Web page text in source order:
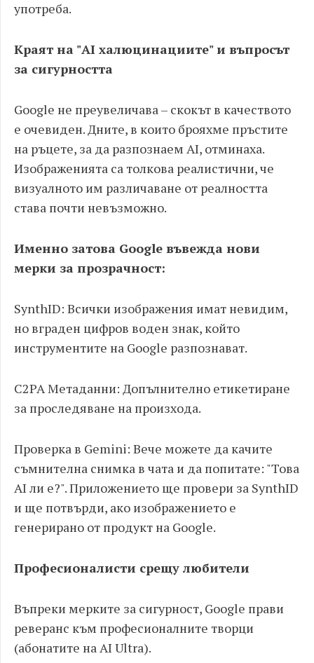
употреба.
Краят на "AI халюцинациите" и въпросът
за сигурността
Google не преувеличава – скокът в качеството
е очевиден. Дните, в които брояхме пръстите
на ръцете, за да разпознаем AI, отминаха.
Изображенията са толкова реалистични, че
визуалното им различаване от реалността
става почти невъзможно.
Именно затова Google въвежда нови
мерки за прозрачност:
SynthID: Всички изображения имат невидим,
но вграден цифров воден знак, който
инструментите на Google разпознават.
C2PA Метаданни: Допълнително етикетиране
за проследяване на произхода.
Проверка в Gemini: Вече можете да качите
съмнителна снимка в чата и да попитате: "Това
AI ли е?". Приложението ще провери за SynthID
и ще потвърди, ако изображението е
генерирано от продукт на Google.
Професионалисти срещу любители
Въпреки мерките за сигурност, Google прави
реверанс към професионалните творци
(абонатите на AI Ultra).